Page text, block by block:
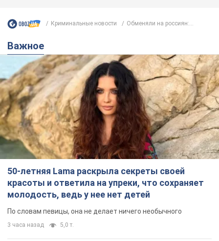
Криминальные новости Обменяли на россиян:...
Важное
50-летняя Lama раскрыла секреты своей
красоты и ответила на упреки, что сохраняет
молодость, ведь у нее нет детей
По словам певицы, она не делает ничего необычного
3 часа назад 5,0 т.